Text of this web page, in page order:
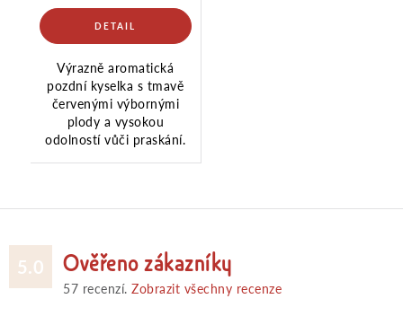
Výrazně aromatická
pozdní kyselka s tmavě
červenými výbornými
plody a vysokou
odolností vůči praskání.
5.0 Ověřeno zákazníky
57 recenzí. Zobrazit všechny recenze